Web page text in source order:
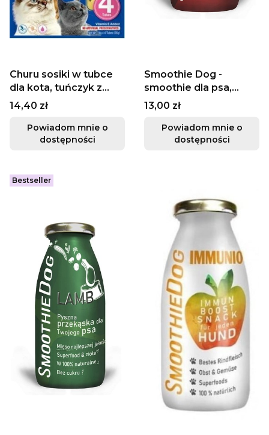
Churu sosiki w tubce
dla kota, tuńczyk z
wołowiną
Cena
14,40 zł
Powiadom mnie o
dostępności
Smoothie Dog -
smoothie dla psa,
wołowina 250ml
Cena
13,00 zł
Powiadom mnie o
dostępności
Bestseller